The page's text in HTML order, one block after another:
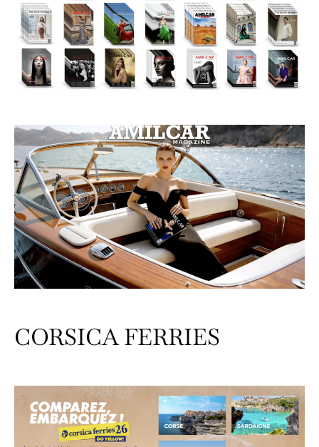
CORSICA FERRIES